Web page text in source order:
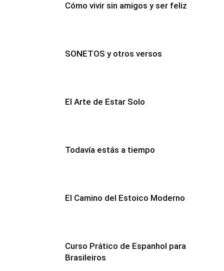
Cómo vivir sin amigos y ser feliz
SONETOS y otros versos
El Arte de Estar Solo
Todavía estás a tiempo
El Camino del Estoico Moderno
Curso Prático de Espanhol para
Brasileiros